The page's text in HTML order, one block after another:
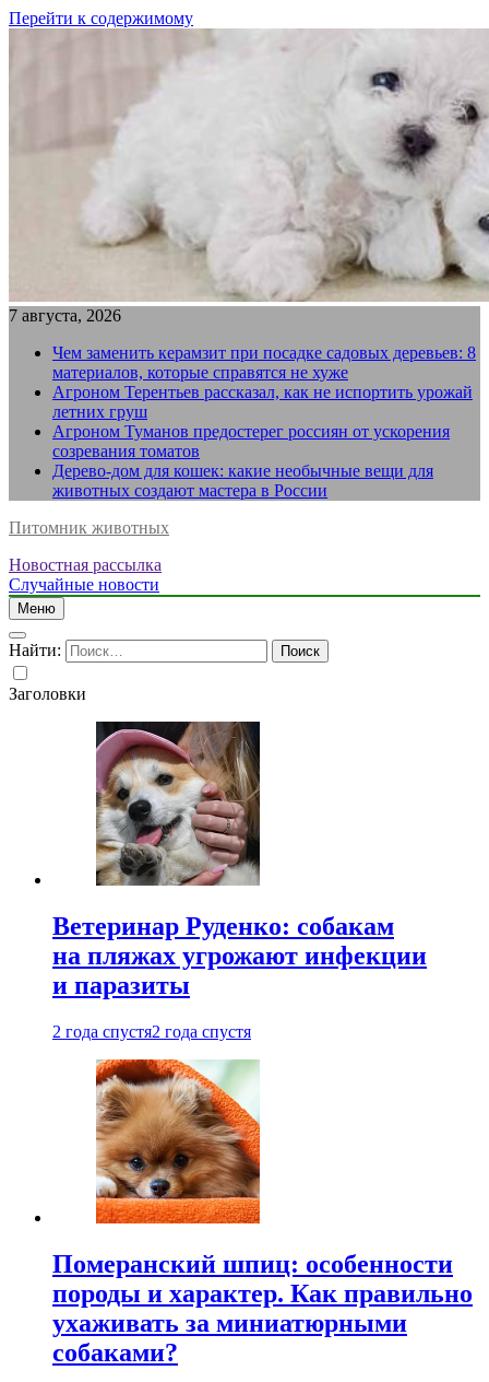
Перейти к содержимому
7 августа, 2026
Чем заменить керамзит при посадке садовых деревьев: 8
материалов, которые справятся не хуже
Агроном Терентьев рассказал, как не испортить урожай
летних груш
Агроном Туманов предостерег россиян от ускорения
созревания томатов
Дерево-дом для кошек: какие необычные вещи для
животных создают мастера в России
Питомник животных
Новостная рассылка
Случайные новости
Меню
Найти:
Заголовки
Ветеринар Руденко: собакам
на пляжах угрожают инфекции
и паразиты
2 года спустя2 года спустя
Померанский шпиц: особенности
породы и характер. Как правильно
ухаживать за миниатюрными
собаками?